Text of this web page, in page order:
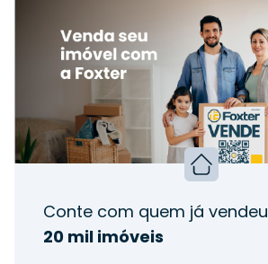
Conte com quem já
20 mil imóveis